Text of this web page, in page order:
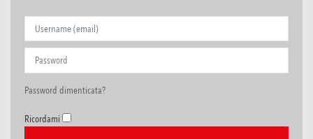
Password dimenticata?
Ricordami